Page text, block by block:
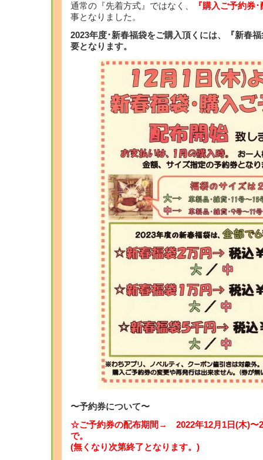
通常の『先着方式』ではなく、
『購入ご予約券
事となりました。
2023年度･新春福袋をご購入頂くには、『新春
要となります。
〜予約券について〜
☆ご予約券の配布期間→ 2022年12月1日(木)〜
で。
(無くなり次第終了となります。)